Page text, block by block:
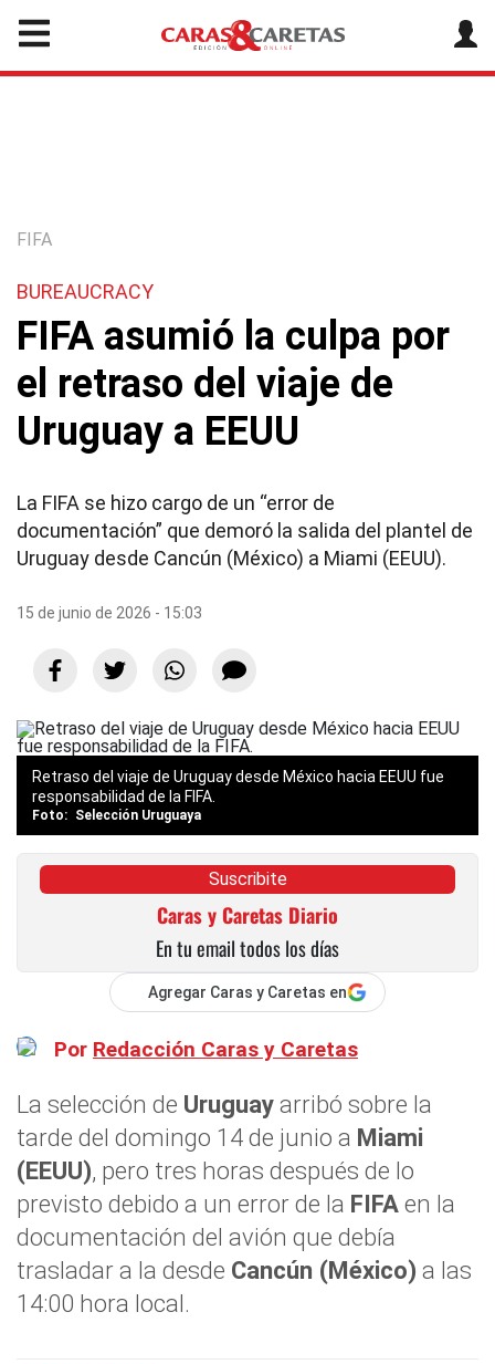
FIFA
BUREAUCRACY
FIFA asumió la culpa por
el retraso del viaje de
Uruguay a EEUU
La FIFA se hizo cargo de un “error de
documentación” que demoró la salida del plantel de
Uruguay desde Cancún (México) a Miami (EEUU).
15 de junio de 2026 - 15:03
Retraso del viaje de Uruguay desde México hacia EEUU fue
responsabilidad de la FIFA.
Selección Uruguaya
Suscribite
Caras y Caretas Diario
En tu email todos los días
Agregar Caras y Caretas en
Por Redacción Caras y Caretas
La selección de Uruguayarribó sobre la
tarde del domingo 14 de junio a Miami
(EEUU), pero tres horas después de lo
previsto debido a un error de la FIFAen la
documentación del avión que debía
trasladar a la desde Cancún (México) a las
14:00 hora local.